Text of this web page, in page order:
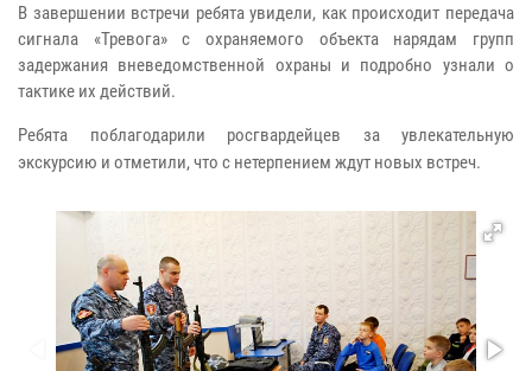
В завершении встречи ребята увидели, как происходит передача
сигнала «Тревога» с охраняемого объекта нарядам групп
задержания вневедомственной охраны и подробно узнали о
тактике их действий.
Ребята поблагодарили росгвардейцев за увлекательную
экскурсию и отметили, что с нетерпением ждут новых встреч.